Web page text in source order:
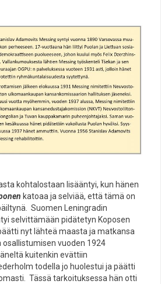
kohtalostaan lisääntyi, kun hänen
katoaa ja selviää, että tämä on
Suomen Leningradin
selvittämään pidätetyn Koposen
nyt lähteä maasta ja matkansa
osallistumisen vuoden 1924
kuitenkin evättiin
todella jo huolestui ja päätti
Tässä tarkoituksessa hän otti